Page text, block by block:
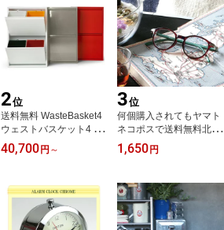
2位
送料無料 WasteBasket4
ウェストバスケット4 イ
タリア製シンプルな収納
ゴミ箱 DOTTUS ゴミ入
ン ダストボックス イン
テリア ダストボックス
イタリア製 スチール 分
別 式 ゴミ箱 64L 2×2段
40,700 円 ～
3位
何個購入されてもヤマト
ネコポスで送料無料北海
道沖縄遠隔地も送料無料
レトロな金具がポイント
シニアグラス 福祉 介護
ルーペ Reading Glasses
老眼 DULTON/ダルトン
敬老の日 YGJ76 父の日
1,650 円